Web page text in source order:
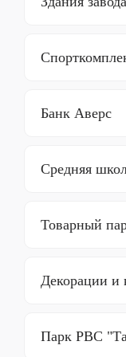
Банк Аверс
Средняя
Товарный
Декорации и
Парк РВС